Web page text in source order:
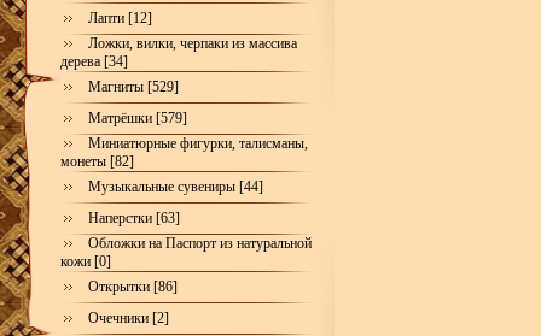
Лапти [12]
Ложки, вилки, черпаки из массива
дерева [34]
Магниты [529]
Матрёшки [579]
Миниатюрные фигурки, талисманы,
монеты [82]
Музыкальные сувениры [44]
Наперстки [63]
Обложки на Паспорт из натуральной
кожи [0]
Открытки [86]
Очечники [2]